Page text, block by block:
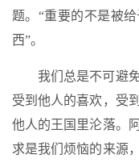
题。“重要的不是被
西”。
我们总是不可避
受到他人的喜欢，受
他人的王国里沦落。
求是我们烦恼的来源